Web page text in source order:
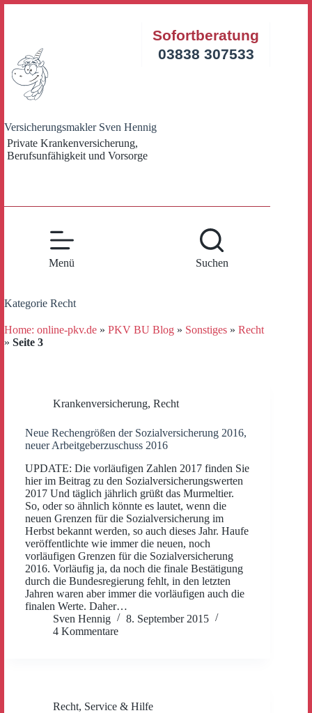
Versicherungsmakler Sven Hennig
Private Krankenversicherung,
Berufsunfähigkeit und Vorsorge
Sofortberatung
03838 307533
Menü Suchen
Kategorie Recht
Home: online-pkv.de » PKV BU Blog » Sonstiges » Recht
» Seite 3
Krankenversicherung, Recht
Neue Rechengrößen der Sozialversicherung 2016,
neuer Arbeitgeberzuschuss 2016
UPDATE: Die vorläufigen Zahlen 2017 finden Sie
hier im Beitrag zu den Sozialversicherungswerten
2017 Und täglich jährlich grüßt das Murmeltier.
So, oder so ähnlich könnte es lautet, wenn die
neuen Grenzen für die Sozialversicherung im
Herbst bekannt werden, so auch dieses Jahr. Haufe
veröffentlichte wie immer die neuen, noch
vorläufigen Grenzen für die Sozialversicherung
2016. Vorläufig ja, da noch die finale Bestätigung
durch die Bundesregierung fehlt, in den letzten
Jahren waren aber immer die vorläufigen auch die
finalen Werte. Daher…
Sven Hennig
8. September 2015
4 Kommentare
Recht, Service & Hilfe